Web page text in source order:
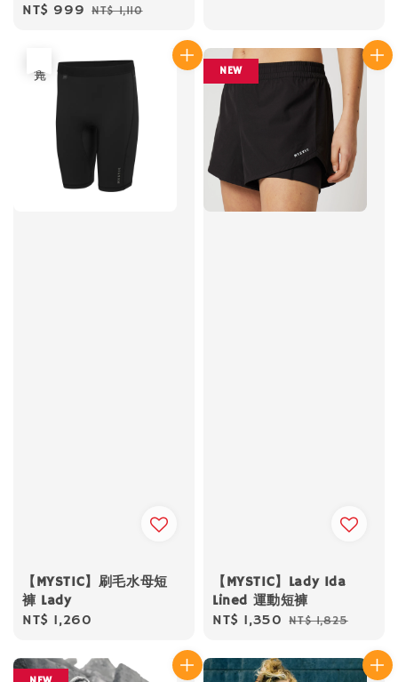
Sale
NT$ 999 Regular
NT$ 1,110
【MYSTIC】刷毛水母短
褲 Lady
Regular
NT$ 1,260
NEW
【MYSTIC】Lady Ida
Lined 運動短褲
Sale
NT$ 1,350 Regular
NT$ 1,825